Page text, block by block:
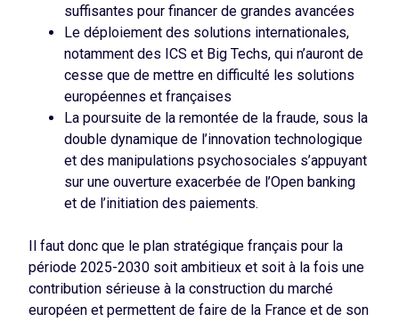
suffisantes pour financer de grandes avancées
Le déploiement des solutions internationales,
notamment des ICS et Big Techs, qui n’auront de
cesse que de mettre en difficulté les solutions
européennes et françaises
La poursuite de la remontée de la fraude, sous la
double dynamique de l’innovation technologique
et des manipulations psychosociales s’appuyant
sur une ouverture exacerbée de l’Open banking
et de l’initiation des paiements.
Il faut donc que le plan stratégique français pour la
période 2025-2030 soit ambitieux et soit à la fois une
contribution sérieuse à la construction du marché
européen et permettent de faire de la France et de son